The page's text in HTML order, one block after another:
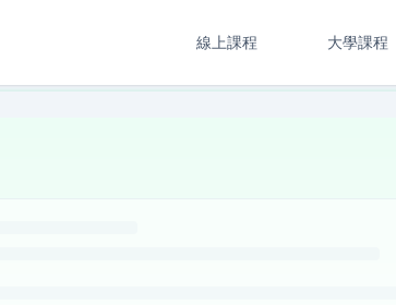
線上課程 大學課程